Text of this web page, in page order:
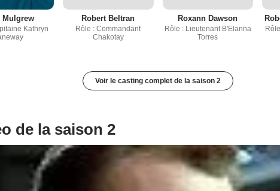
Mulgrew
Kathryn
Robert Beltran
Rôle : Commandant
Chakotay
Roxann Dawson
Rôle : Lieutenant B'Elanna
Torres
Voir le casting complet de la saison 2
de la saison 2